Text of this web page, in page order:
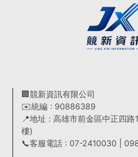
🏢競新資訊有限公司
✉️統編 : 90886389
📍地址 : 高雄市前金區中正四
樓)
📞客服電話 : 07-2410030 |